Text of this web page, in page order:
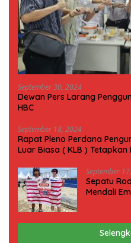
September 30, 2024
Dewan Pers Larang
HBC
September 18, 2024
Rapat Pleno Perdana
Luar Biasa ( KLB ) Tetapkan
September
Sepatu
Mendali